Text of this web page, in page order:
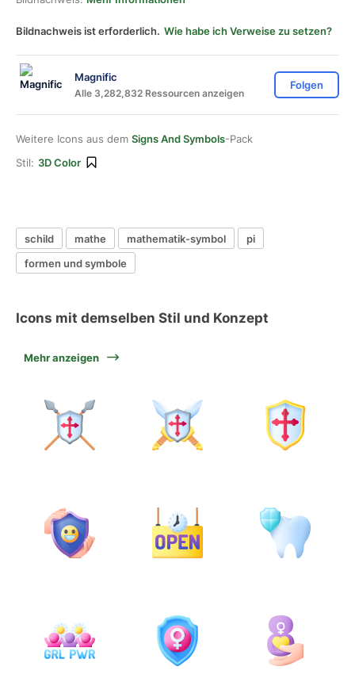
Bildnachweis ist erforderlich. Wie habe ich Verweise zu setzen?
Magnific
Alle 3,282,832 Ressourcen anzeigen
Folgen
Weitere Icons aus dem Signs And Symbols-Pack
Stil: 3D Color
schild mathe mathematik-symbol
pi
formen und symbole
Icons mit demselben Stil und Konzept
Mehr anzeigen